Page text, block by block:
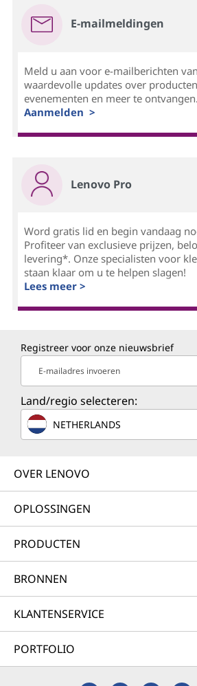
E-mailmeldingen
Meld u aan voor e-mailberichten
waardevolle updates over
evenementen en meer te
Aanmelden >
Lenovo Pro
Word gratis lid en begin vandaag
Profiteer van exclusieve prijzen,
levering*. Onze specialisten voor
staan klaar om u te helpen slagen!
Lees meer >
Registreer voor onze nieuwsbrief
E-mailadres invoeren
Land/regio selecteren:
NETHERLANDS
OVER LENOVO
OPLOSSINGEN
PRODUCTEN
BRONNEN
KLANTENSERVICE
PORTFOLIO